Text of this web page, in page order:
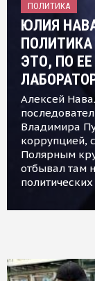
ПОЛИТИКА
ЮЛИЯ
ЭТО, ПО
Алексей
Владимира
коррупцией,
Полярным
отбывал там
политических